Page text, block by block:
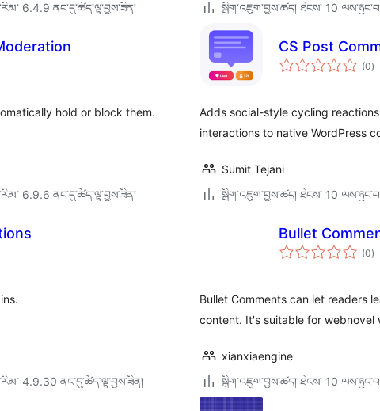
6.4.9 ནང་དུ་ཚོད་ལྟ་བྱས་ཟིན།
སྒྲིག་འཇུག་བྱས་ཚད། ཐེངས་ 10
hold or block them.
6.9.6 ནང་དུ་ཚོད་ལྟ་བྱས་ཟིན།
CS Post
(0)
Adds social-style cycling
interactions to native WordPress
Sumit Tejani
སྒྲིག་འཇུག་བྱས་ཚད། ཐེངས་ 10
4.9.30 ནང་དུ་ཚོད་ལྟ་བྱས་ཟིན།
Bullet
(0)
Bullet Comments can let readers
content. It's suitable for
xianxiaengine
སྒྲིག་འཇུག་བྱས་ཚད། ཐེངས་ 10